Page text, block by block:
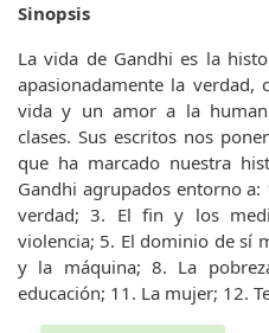
Sinopsis
La vida de Gandhi es la
apasionadamente la
vida y un amor a la
clases. Sus escritos nos
que ha marcado nuestra
Gandhi agrupados entorno
verdad; 3. El fin y los
violencia; 5. El dominio de sí
y la máquina; 8. La
educación; 11. La mujer; 12.